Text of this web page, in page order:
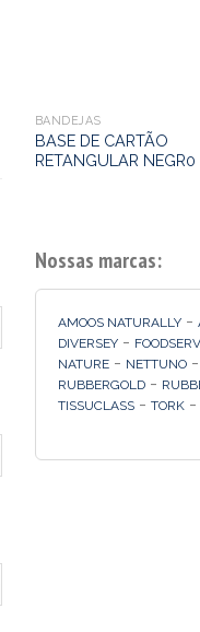
BANDEJAS
BASE DE CARTÃO
RETANGULAR NEGR0
Nossas marcas:
AMOOS NATURALLY -
DIVERSEY -
NATURE - NETTUNO -
RUBBERGOLD -
TISSUCLASS - TORK -